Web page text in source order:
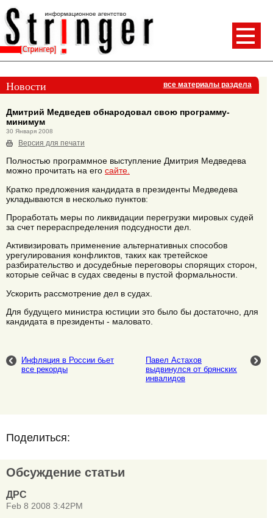
Новости все материалы раздела
Дмитрий Медведев обнародовал свою программу-
минимум
30 Января 2008
Версия для печати
Полностью программное выступление Дмитрия Медведева
можно прочитать на его сайте.
Кратко предложения кандидата в президенты Медведева
укладываются в несколько пунктов:
Проработать меры по ликвидации перегрузки мировых судей
за счет перераспределения подсудности дел.
Активизировать применение альтернативных способов
урегулирования конфликтов, таких как третейское
разбирательство и досудебные переговоры спорящих сторон,
которые сейчас в судах сведены в пустой формальности.
Ускорить рассмотрение дел в судах.
Для будущего министра юстиции это было бы достаточно, для
кандидата в президенты - маловато.
Инфляция в России бьет
все рекорды
Павел Астахов
выдвинулся от брянских
инвалидов
Поделиться:
Обсуждение статьи
ДРС
Feb 8 2008 3:42PM